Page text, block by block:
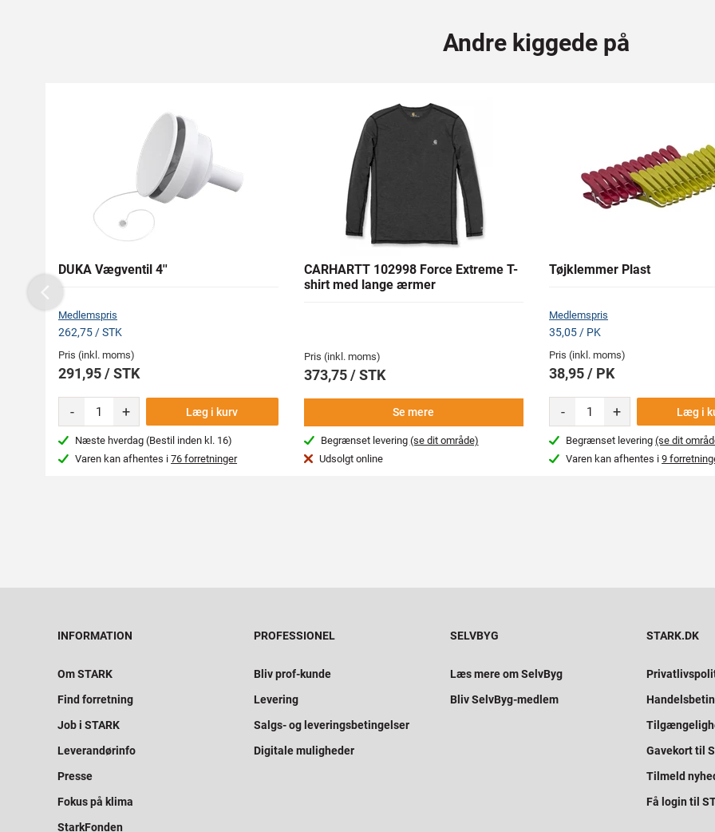
Andre kiggede på
DUKA Vægventil 4''
Medlemspris
262,75 / STK
Pris (inkl. moms)
291,95 / STK
- + Læg i kurv
Næste hverdag (Bestil inden kl. 16)
Varen kan afhentes i76 forretninger
CARHARTT 102998 Force Extreme T-
shirt med lange ærmer
Pris (inkl. moms)
373,75 / STK
Se mere
Begrænset levering (se dit område)
Udsolgt online
Tøjklemmer Plast
Medlemspris
35,05 / PK
Pris (inkl. moms)
38,95 / PK
- + Læg i
Begrænset levering(se dit
Varen kan afhentes i9
Previous
INFORMATION
Om STARK
Find forretning
Job i STARK
Leverandørinfo
Presse
Fokus på klima
StarkFonden
PROFESSIONEL
Bliv prof-kunde
Levering
Salgs- og leveringsbetingelser
Digitale muligheder
SELVBYG
Læs mere om SelvByg
Bliv SelvByg-medlem
STARK.DK
Gavekort til
Tilmeld
Få login til